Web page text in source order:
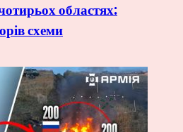
областях:
схеми